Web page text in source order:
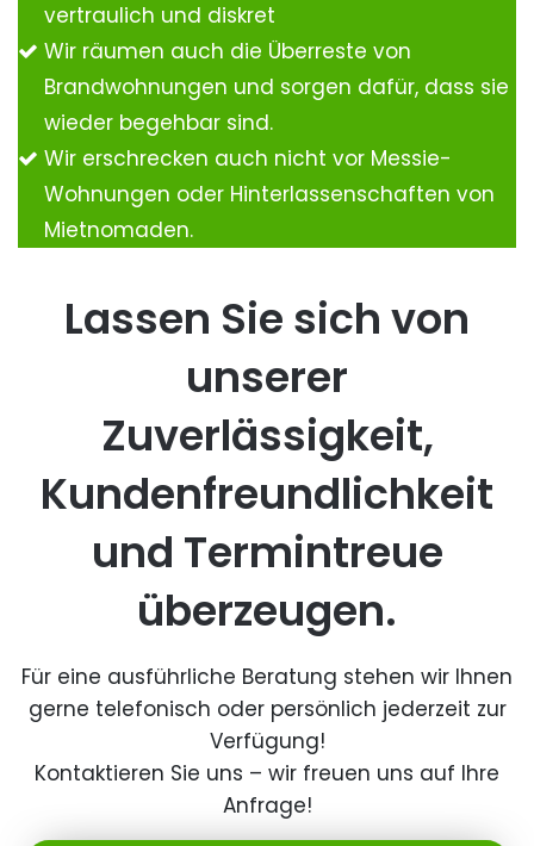
vertraulich und diskret
Wir räumen auch die Überreste von
Brandwohnungen und sorgen dafür, dass sie
wieder begehbar sind.
Wir erschrecken auch nicht vor Messie-
Wohnungen oder Hinterlassenschaften von
Mietnomaden.
Lassen Sie sich von
unserer
Zuverlässigkeit,
Kundenfreundlichkeit
und Termintreue
überzeugen.
Für eine ausführliche Beratung stehen wir Ihnen
gerne telefonisch oder persönlich jederzeit zur
Verfügung!
Kontaktieren Sie uns – wir freuen uns auf Ihre
Anfrage!